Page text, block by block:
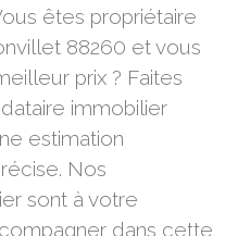
êtes propriétaire
88260 et vous
prix ? Faites
immobilier
estimation
Nos
sont à votre
dans cette